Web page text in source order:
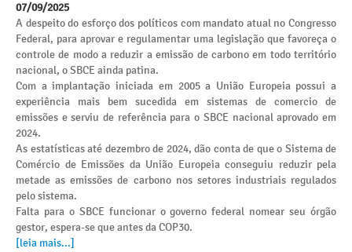
07/09/2025
A despeito do esforço dos políticos com mandato atual no Congresso
Federal, para aprovar e regulamentar uma legislação que favoreça o
controle de modo a reduzir a emissão de carbono em todo território
nacional, o SBCE ainda patina.
Com a implantação iniciada em 2005 a União Europeia possui a
experiência mais bem sucedida em sistemas de comercio de
emissões e serviu de referência para o SBCE nacional aprovado em
2024.
As estatísticas até dezembro de 2024, dão conta de que o Sistema de
Comércio de Emissões da União Europeia conseguiu reduzir pela
metade as emissões de carbono nos setores industriais regulados
pelo sistema.
Falta para o SBCE funcionar o governo federal nomear seu órgão
gestor, espera-se que antes da COP30.
[leia mais...]